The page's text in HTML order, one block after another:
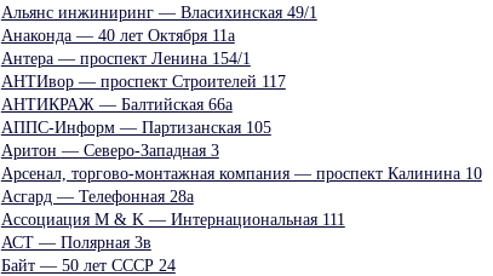
Альянс инжиниринг — Власихинская 49/1
Анаконда — 40 лет Октября 11а
Антера — проспект Ленина 154/1
АНТИвор — проспект Строителей 117
АНТИКРАЖ — Балтийская 66а
АППС-Информ — Партизанская 105
Аритон — Северо-Западная 3
Арсенал, торгово-монтажная компания — проспект Калинина 10
Асгард — Телефонная 28а
Ассоциация М & K — Интернациональная 111
АСТ — Полярная 3в
Байт — 50 лет СССР 24